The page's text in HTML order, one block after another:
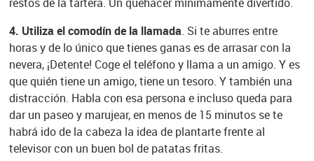
restos de la tartera. Un quehacer mínimamente divertido.
4. Utiliza el comodín de la llamada. Si te aburres entre
horas y de lo único que tienes ganas es de arrasar con la
nevera, ¡Detente! Coge el teléfono y llama a un amigo. Y es
que quién tiene un amigo, tiene un tesoro. Y también una
distracción. Habla con esa persona e incluso queda para
dar un paseo y marujear, en menos de 15 minutos se te
habrá ido de la cabeza la idea de plantarte frente al
televisor con un buen bol de patatas fritas.